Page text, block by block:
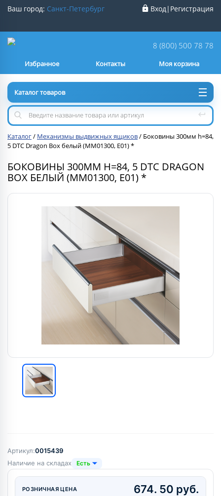
Ваш город: Санкт-Петербург
Нет
Вход| Регистрация
8 (800) 500 78 78
Контакты
Избранное Моя корзина
Каталог товаров
Каталог/ Механизмы выдвижных ящиков/ Боковины 300мм h=84,
5 DTC Dragon Box белый (MM01300, E01) *
БОКОВИНЫ 300ММ H=84, 5 DTC DRAGON
BOX БЕЛЫЙ (MM01300, E01) *
Артикул:0015439
Наличие на складах
Есть
РОЗНИЧНАЯ ЦЕНА 674. 50 руб.